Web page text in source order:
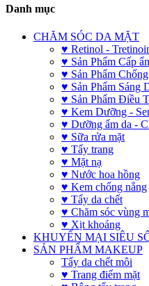
Danh mục
CHĂM SÓC DA MẶT
♥ Retinol -
♥ Sản Phẩm Cấp
♥ Sản Phẩm
♥ Sản Phẩm Sáng
♥ Sản Phẩm Điều
♥ Kem Dưỡng -
♥ Dưỡng ẩm da -
♥ Sữa rửa mặt
♥ Tẩy trang
♥ Mặt nạ
♥ Nước hoa hồng
♥ Kem chống nắng
♥ Tẩy da chết
♥ Chăm sóc vùng
♥ Xịt khoáng
KHUYẾN MẠI SIÊU
SẢN PHẨM MAKEUP
Tẩy da chết môi
♥ Trang điểm mặt